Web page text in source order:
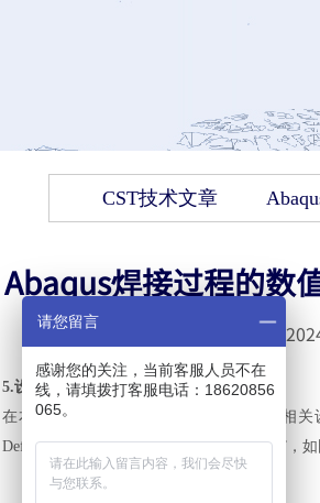
CST技术文章
Abaqus焊接过程的数
5.设置UDM的个数
在本例中共设置了
8个UDM，详见UDF相
DefinedMemory Locations 文本框中输入“8”，如
请您留言
感谢您的关注，当前客服人员不在
线，请填拨打客服电话：18620856
065。